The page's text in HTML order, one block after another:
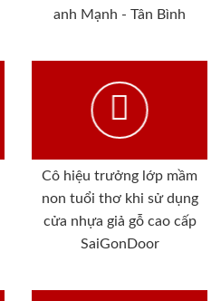
anh Mạnh - Tân Bình
Cô hiệu trưởng lớp mầm
non tuổi thơ khi sử dụng
cửa nhựa giả gỗ cao cấp
SaiGonDoor